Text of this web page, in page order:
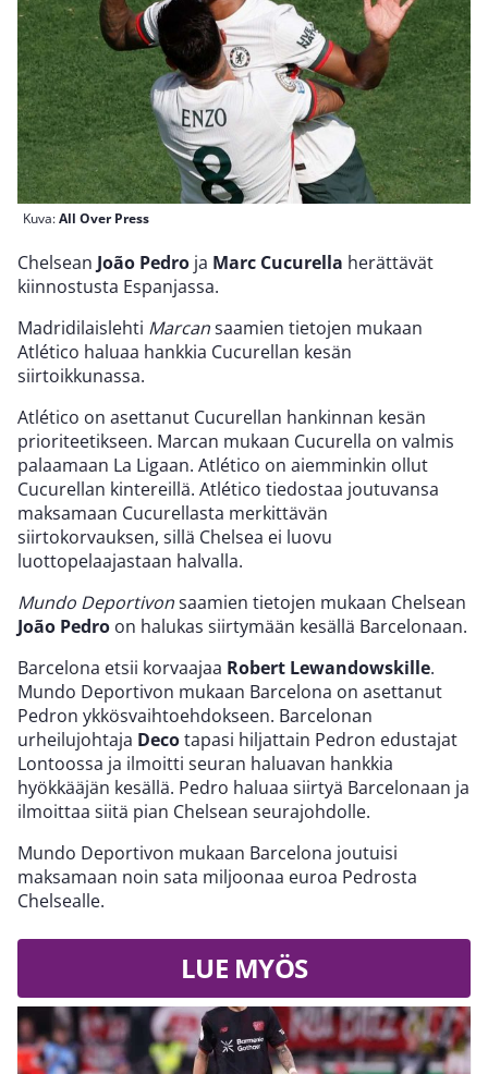
Kuva:All Over Press
Chelsean João Pedro ja Marc Cucurella herättävät
kiinnostusta Espanjassa.
Madridilaislehti Marcansaamien tietojen mukaan
Atlético haluaa hankkia Cucurellan kesän
siirtoikkunassa.
Atlético on asettanut Cucurellan hankinnan kesän
prioriteetikseen. Marcan mukaan Cucurella on valmis
palaamaan La Ligaan. Atlético on aiemminkin ollut
Cucurellan kintereillä. Atlético tiedostaa joutuvansa
maksamaan Cucurellasta merkittävän
siirtokorvauksen, sillä Chelsea ei luovu
luottopelaajastaan halvalla.
Mundo Deportivonsaamien tietojen mukaan Chelsean
João Pedro on halukas siirtymään kesällä Barcelonaan.
Barcelona etsii korvaajaa Robert Lewandowskille.
Mundo Deportivon mukaan Barcelona on asettanut
Pedron ykkösvaihtoehdokseen. Barcelonan
urheilujohtaja Decotapasi hiljattain Pedron edustajat
Lontoossa ja ilmoitti seuran haluavan hankkia
hyökkääjän kesällä. Pedro haluaa siirtyä Barcelonaan ja
ilmoittaa siitä pian Chelsean seurajohdolle.
Mundo Deportivon mukaan Barcelona joutuisi
maksamaan noin sata miljoonaa euroa Pedrosta
Chelsealle.
LUE MYÖS